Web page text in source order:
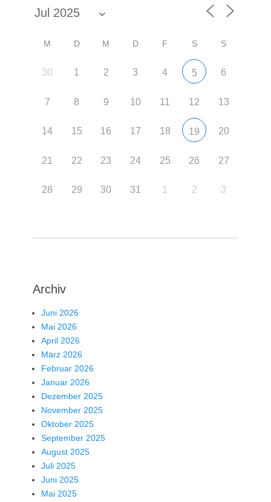
M D M D F S S
30 1 2 3 4 5 6
7 8 9 10 11 12 13
14 15 16 17 18 19 20
21 22 23 24 25 26 27
28 29 30 31 1 2 3
Archiv
Juni 2026
Mai 2026
April 2026
März 2026
Februar 2026
Januar 2026
Dezember 2025
November 2025
Oktober 2025
September 2025
August 2025
Juli 2025
Juni 2025
Mai 2025